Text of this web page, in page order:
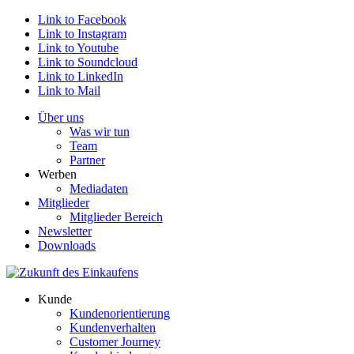
Link to Facebook
Link to Instagram
Link to Youtube
Link to Soundcloud
Link to LinkedIn
Link to Mail
Über uns
Was wir tun
Team
Partner
Werben
Mediadaten
Mitglieder
Mitglieder Bereich
Newsletter
Downloads
Kunde
Kundenorientierung
Kundenverhalten
Customer Journey